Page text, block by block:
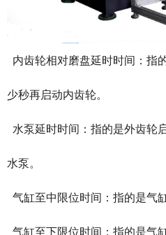
内齿轮相对磨盘延时时间：指
少秒再启动内齿轮。
水泵延时时间：指的是外齿轮
水泵。
气缸至中限位时间：指的是气
气缸至下限位时间：指的是气